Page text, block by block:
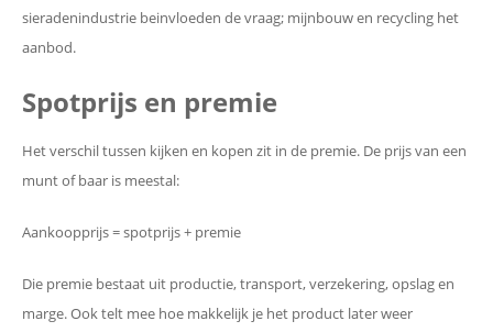
sieradenindustrie beinvloeden de vraag; mijnbouw en recycling het
aanbod.
Spotprijs en premie
Het verschil tussen kijken en kopen zit in de premie. De prijs van een
munt of baar is meestal:
Aankoopprijs = spotprijs + premie
Die premie bestaat uit productie, transport, verzekering, opslag en
marge. Ook telt mee hoe makkelijk je het product later weer